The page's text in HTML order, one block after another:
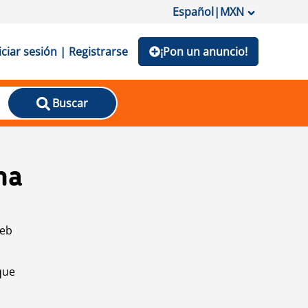
Español|MXN
sesión | Registrarse ¡Pon un anuncio!
Buscar